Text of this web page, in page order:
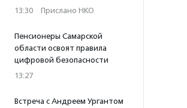
13:30 · Прислано НКО
Пенсионеры Самарской
области освоят правила
цифровой безопасности
13:27
Встреча с Андреем Ургантом